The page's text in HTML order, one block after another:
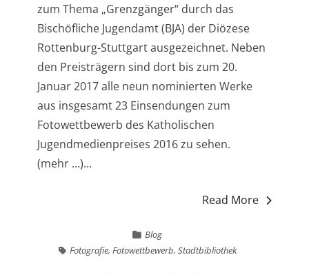
zum Thema „Grenzgänger“ durch das
Bischöfliche Jugendamt (BJA) der Diözese
Rottenburg-Stuttgart ausgezeichnet. Neben
den Preisträgern sind dort bis zum 20.
Januar 2017 alle neun nominierten Werke
aus insgesamt 23 Einsendungen zum
Fotowettbewerb des Katholischen
Jugendmedienpreises 2016 zu sehen.
(mehr …)...
Read More
Blog
Fotografie, Fotowettbewerb, Stadtbibliothek